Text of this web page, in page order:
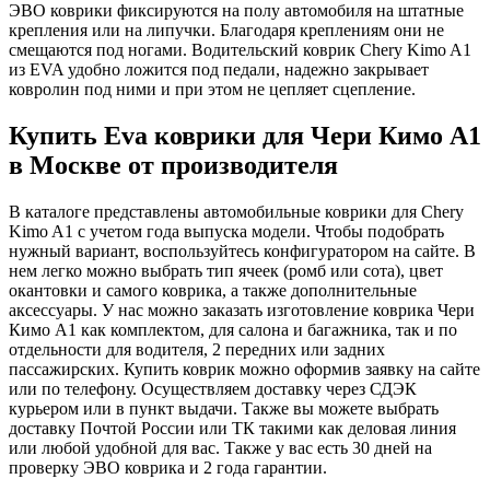
ЭВО коврики фиксируются на полу автомобиля на штатные
крепления или на липучки. Благодаря креплениям они не
смещаются под ногами. Водительский коврик Chery Kimo A1
из EVA удобно ложится под педали, надежно закрывает
ковролин под ними и при этом не цепляет сцепление.
Купить Eva коврики для Чери Кимо А1
в Москве от производителя
В каталоге представлены автомобильные коврики для Chery
Kimo A1 с учетом года выпуска модели. Чтобы подобрать
нужный вариант, воспользуйтесь конфигуратором на сайте. В
нем легко можно выбрать тип ячеек (ромб или сота), цвет
окантовки и самого коврика, а также дополнительные
аксессуары. У нас можно заказать изготовление коврика Чери
Кимо А1 как комплектом, для салона и багажника, так и по
отдельности для водителя, 2 передних или задних
пассажирских. Купить коврик можно оформив заявку на сайте
или по телефону. Осуществляем доставку через СДЭК
курьером или в пункт выдачи. Также вы можете выбрать
доставку Почтой России или ТК такими как деловая линия
или любой удобной для вас. Также у вас есть 30 дней на
проверку ЭВО коврика и 2 года гарантии.